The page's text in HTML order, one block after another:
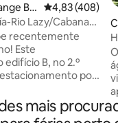
Be
Classificação
4,83 (408)
Rio Lazy/Cabanas!
recentemente
Este
B, no 2.º
por
nova televisão de
com todas
mais